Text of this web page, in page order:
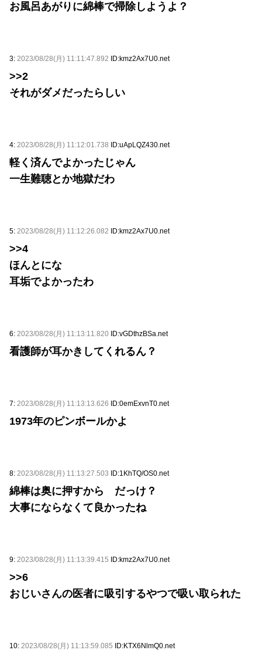
お風呂あがりに綿棒で掃除しようよ？
3: 2023/08/28(月) 11:11:47.892 ID:kmz2Ax7U0.net
>>2
それがダメだったらしい
4: 2023/08/28(月) 11:12:01.738 ID:uApLQZ430.net
軽く済んでよかったじゃん
一生難聴とか地獄だわ
5: 2023/08/28(月) 11:12:26.082 ID:kmz2Ax7U0.net
>>4
ほんとにな
耳垢でよかったわ
6: 2023/08/28(月) 11:13:11.820 ID:vGDthzBSa.net
看護師が耳かきしてくれるん？
7: 2023/08/28(月) 11:13:13.626 ID:0emExvnT0.net
1973年のピンボールかよ
8: 2023/08/28(月) 11:13:27.503 ID:1KhTQ/OS0.net
綿棒は奥に押すから だっけ？
大事にならなくて良かったね
9: 2023/08/28(月) 11:13:39.415 ID:kmz2Ax7U0.net
>>6
おじいさんの医者に吸引するやつで吸い取られた
10: 2023/08/28(月) 11:13:59.085 ID:KTX6NlmQ0.net